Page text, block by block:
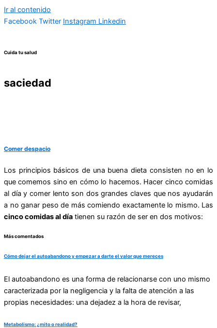
Ir al contenido
Facebook Twitter Instagram Linkedin
Cuida tu salud
saciedad
Comer despacio
Los principios básicos de una buena dieta consisten no en lo
que comemos sino en cómo lo hacemos. Hacer cinco comidas
al día y comer lento son dos grandes claves que nos ayudarán
a no ganar peso de más comiendo exactamente lo mismo. Las
cinco comidas al día tienen su razón de ser en dos motivos:
Más comentados
Cómo dejar el autoabandono y empezar a darte el valor que mereces
El autoabandono es una forma de relacionarse con uno mismo
caracterizada por la negligencia y la falta de atención a las
propias necesidades: una dejadez a la hora de revisar,
Metabolismo: ¿mito o realidad?